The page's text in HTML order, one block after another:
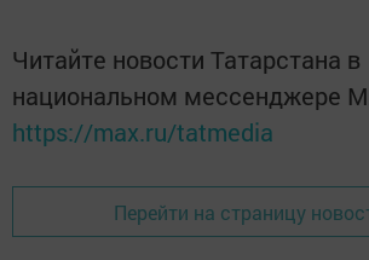
Читайте новости Татарстана в
национальном мессенджере
https://max.ru/tatmedia
Перейти на страницу